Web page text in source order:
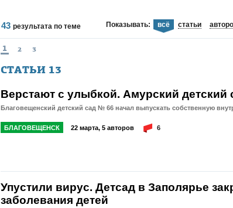
43 результата по теме Показывать: всё статьи
1 2 3
СТАТЬИ 13
Верстают с улыбкой. Амурский детский
Благовещенский детский сад № 66 начал выпускать собственную
БЛАГОВЕЩЕНСК 22 марта, 5 авторов 6
Упустили вирус. Детсад в Заполярье
заболевания детей